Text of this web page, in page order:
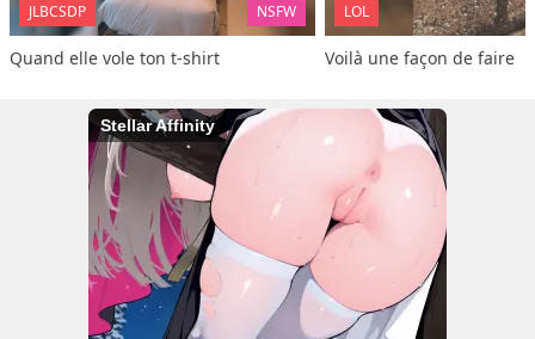
JLBCSDP NSFW
Quand elle vole ton t-shirt
LOL
Voilà une façon de faire